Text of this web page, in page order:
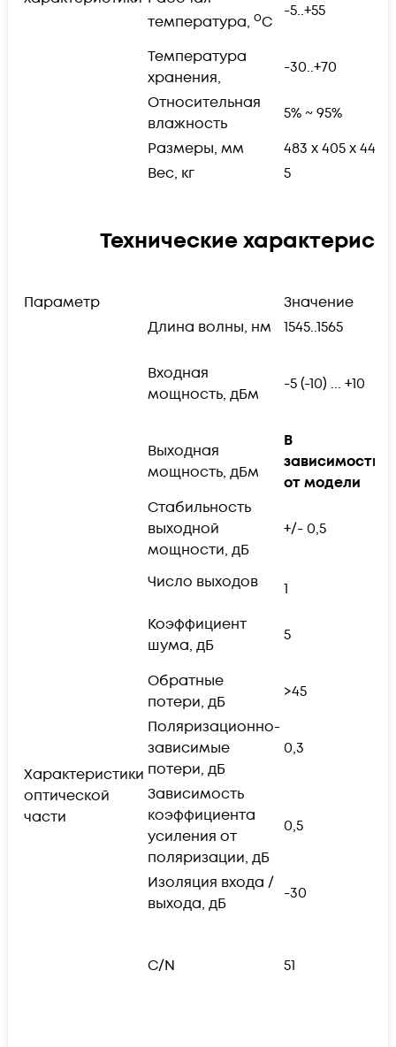
температура, oC
-5..+55
Температура
хранения,
-30..+70
Относительная
влажность
5% ~ 95%
Размеры, мм
483 x 405 x 44
Вес, кг
5
Технические
Параметр Значение
Характеристики
оптической
части
Длина волны, нм 1545..1565
Входная
мощность, дБм
-5 (-10) ... +10
Выходная
мощность, дБм
В
зависимости
от модели
Стабильность
выходной
мощности, дБ
+/- 0,5
Число выходов 1
Коэффициент
шума, дБ
5
Обратные
потери, дБ
>45
Поляризационно-
зависимые
потери, дБ
0,3
Зависимость
коэффициента
усиления от
поляризации, дБ
0,5
Изоляция входа /
выхода, дБ
-30
C/N 51